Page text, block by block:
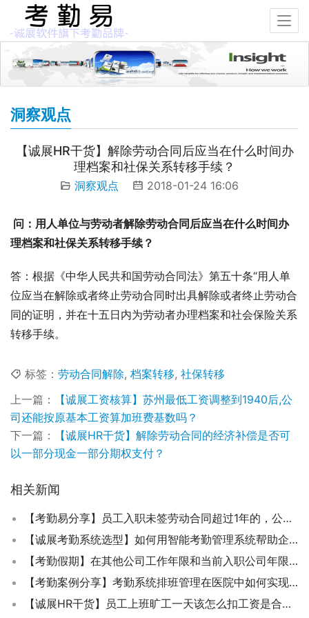
洞察观点
【诚展HR干货】解除劳动合同后应当在什么时间办
理档案和社保关系转移手续？
洞察观点 2018-01-24 16:06
理档案和社保关系转移手续？
答：根据《中华人民共和国劳动合同法》第五十条“用人单
位应当在解除或者终止劳动合同时出具解除或者终止劳动合
同的证明，并在十五日内为劳动者办理档案和社会保险关系
转移手续。
标签： 劳动合同解除, 档案转移, 社保转移
上一篇：
【诚展工资核算】苏州最低工资调整到1940后,公
司还能按原基本工资算加班费基数吗？
下一篇：
【诚展HR干货】解除劳动合同的经济补偿是否可
以一部分现金一部分期权支付？
相关新闻
【考勤易分享】员工入职未签劳动合同超过1年的，公司需要支付满1年之后的二倍工资吗？
【诚展考勤系统选型】如何用智能考勤管理系统帮助企业节省成本、提高效率？
【考勤假期】在其他公司工作年限和当前入职公司年限如何进行有薪年假计算？
【考勤案例分享】考勤系统排班管理在医院中如何实现灵活化？
【诚展HR干货】员工上班旷工一天该怎么扣工资是合法的？